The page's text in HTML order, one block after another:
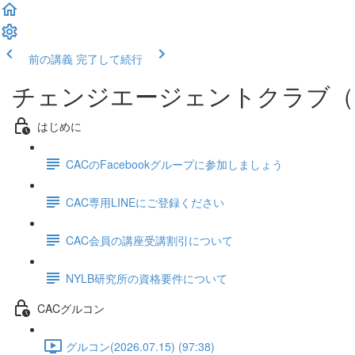
前の講義 完了して続行
チェンジエージェントクラブ
はじめに
CACのFacebookグループに参加しましょう
CAC専用LINEにご登録ください
CAC会員の講座受講割引について
NYLB研究所の資格要件について
CACグルコン
グルコン(2026.07.15) (97:38)